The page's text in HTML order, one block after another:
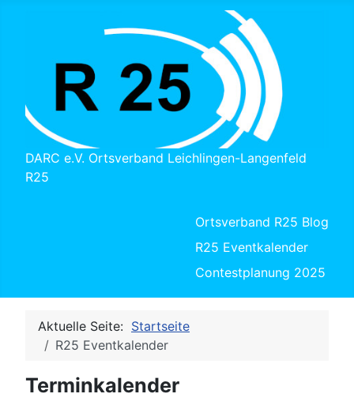
DARC e.V. Ortsverband Leichlingen-Langenfeld
R25
Ortsverband R25 Blog
R25 Eventkalender
Contestplanung 2025
Aktuelle Seite: Startseite
R25 Eventkalender
Terminkalender